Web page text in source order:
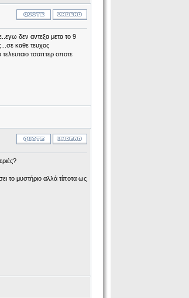
δεν αντεξα μετα το 9
καθε τευχος
τσαπτερ οποτε
το μυστήριο αλλά τίποτα ως